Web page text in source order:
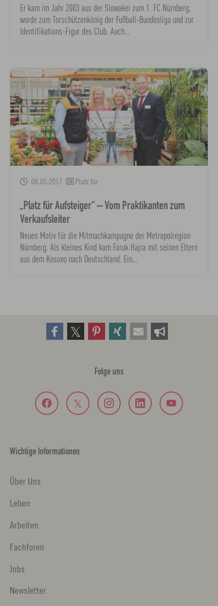
Er kam im Jahr 2003 aus der Slowakei zum 1. FC Nürnberg,
wurde zum Torschützenkönig der Fußball-Bundesliga und zur
Identifikations-Figur des Club. Auch…
08.05.2017 Platz für
„Platz für Aufsteiger“ – Vom Praktikanten zum
Verkaufsleiter
Neues Motiv für die Mitmachkampagne der Metropolregion
Nürnberg. Als kleines Kind kam Faruk Hajra mit seinen Eltern
aus dem Kosovo nach Deutschland. Ein…
Folge uns
Wichtige Informationen
Über Uns
Leben
Arbeiten
Fachforen
Jobs
Newsletter